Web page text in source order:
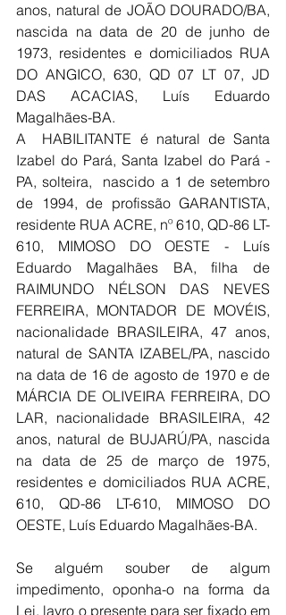
anos, natural de JOÃO DOURADO/BA,
nascida na data de 20 de junho de
1973, residentes e domiciliados RUA
DO ANGICO, 630, QD 07 LT 07, JD
DAS ACACIAS, Luís Eduardo
Magalhães-BA.
A  HABILITANTE é natural de Santa
Izabel do Pará, Santa Izabel do Pará -
PA, solteira,  nascido a 1 de setembro
de 1994, de profissão GARANTISTA,
residente RUA ACRE, nº 610, QD-86 LT-
610, MIMOSO DO OESTE - Luís
Eduardo Magalhães BA, filha de
RAIMUNDO NÉLSON DAS NEVES
FERREIRA, MONTADOR DE MOVÉIS,
nacionalidade BRASILEIRA, 47 anos,
natural de SANTA IZABEL/PA, nascido
na data de 16 de agosto de 1970 e de
MÁRCIA DE OLIVEIRA FERREIRA, DO
LAR, nacionalidade BRASILEIRA, 42
anos, natural de BUJARÚ/PA, nascida
na data de 25 de março de 1975,
residentes e domiciliados RUA ACRE,
610, QD-86 LT-610, MIMOSO DO
OESTE, Luís Eduardo Magalhães-BA.
Se alguém souber de algum
impedimento, oponha-o na forma da
Lei, lavro o presente para ser fixado em